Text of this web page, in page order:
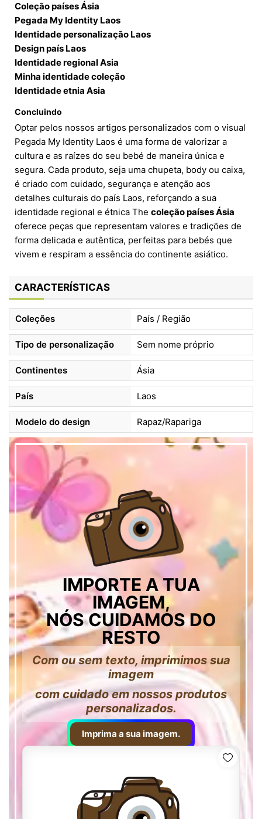
Coleção países Ásia
Pegada My Identity Laos
Identidade personalização Laos
Design país Laos
Identidade regional Asia
Minha identidade coleção
Identidade etnia Asia
Concluindo
Optar pelos nossos artigos personalizados com o visual
Pegada My Identity Laos é uma forma de valorizar a
cultura e as raízes do seu bebé de maneira única e
segura. Cada produto, seja uma chupeta, body ou caixa,
é criado com cuidado, segurança e atenção aos
detalhes culturais do país Laos, reforçando a sua
identidade regional e étnica The coleção países Ásia
oferece peças que representam valores e tradições de
forma delicada e autêntica, perfeitas para bebés que
vivem e respiram a essência do continente asiático.
CARACTERÍSTICAS
Coleções País / Região
Tipo de personalização Sem nome próprio
Continentes Ásia
País Laos
Modelo do design Rapaz/Rapariga
IMPORTE A TUA
IMAGEM,
NÓS CUIDAMOS DO
RESTO
Com ou sem texto, imprimimos sua
imagem
com cuidado em nossos produtos
personalizados.
Imprima a sua imagem.